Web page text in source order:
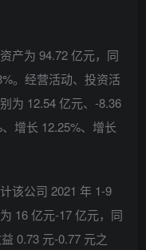
为 94.72 亿元，同
。经营活动、投资活
为 12.54 亿元、-8.36
增长 12.25%、增长
公司 2021 年 1-9
16 亿元-17 亿元，同
0.73 元-0.77 元之